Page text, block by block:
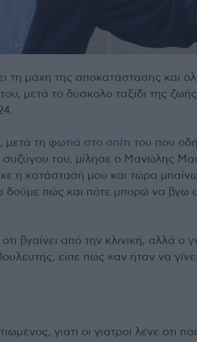
μάχη της αποκατάστασης και
μετά το δύσκολο ταξίδι της
μετά τη φωτιά στο σπίτι του που
συζύγου του, μίλησε ο Μανώλης
η κατάστασή μου και τώρα μπαίνω
δούμε πώς και πότε μπορώ να βγω
βγαίνει από την κλινική, αλλά ο
είπε πως «αν ήταν να
γιατί οι γιατροί λένε ότι